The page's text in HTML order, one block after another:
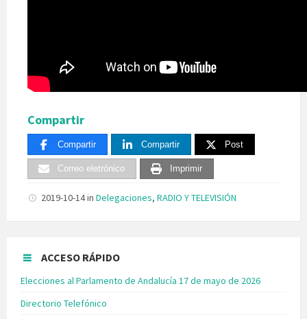
Compartir
Compartir Compartir Post
Correo eletrónico Imprimir
2019-10-14in Delegaciones, RADIO Y TELEVISIÓN
ACCESO RÁPIDO
Elecciones al Parlamento de Andalucía 17 de mayo de 2026
Directorio Telefónico